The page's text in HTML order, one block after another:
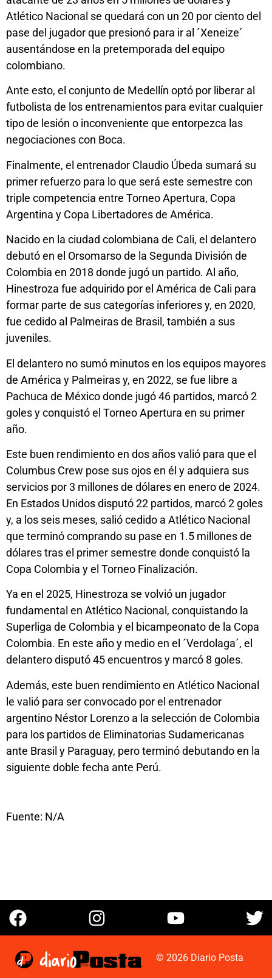
Atlético Nacional se quedará con un 20 por ciento del
pase del jugador que presionó para ir al ´Xeneize´
ausentándose en la pretemporada del equipo
colombiano.
Ante esto, el conjunto de Medellín optó por liberar al
futbolista de los entrenamientos para evitar cualquier
tipo de lesión o inconveniente que entorpezca las
negociaciones con Boca.
Finalmente, el entrenador Claudio Úbeda sumará su
primer refuerzo para lo que será este semestre con
triple competencia entre Torneo Apertura, Copa
Argentina y Copa Libertadores de América.
Nacido en la ciudad colombiana de Cali, el delantero
debutó en el Orsomarso de la Segunda División de
Colombia en 2018 donde jugó un partido. Al año,
Hinestroza fue adquirido por el América de Cali para
formar parte de sus categorías inferiores y, en 2020,
fue cedido al Palmeiras de Brasil, también a sus
juveniles.
El delantero no sumó minutos en los equipos mayores
de América y Palmeiras y, en 2022, se fue libre a
Pachuca de México donde jugó 46 partidos, marcó 2
goles y conquistó el Torneo Apertura en su primer
año.
Este buen rendimiento en dos años valió para que el
Columbus Crew pose sus ojos en él y adquiera sus
servicios por 3 millones de dólares en enero de 2024.
En Estados Unidos disputó 22 partidos, marcó 2 goles
y, a los seis meses, salió cedido a Atlético Nacional
que terminó comprando su pase en 1.5 millones de
dólares tras el primer semestre donde conquistó la
Copa Colombia y el Torneo Finalización.
Ya en el 2025, Hinestroza se volvió un jugador
fundamental en Atlético Nacional, conquistando la
Superliga de Colombia y el bicampeonato de la Copa
Colombia. En este año y medio en el ´Verdolaga´, el
delantero disputó 45 encuentros y marcó 8 goles.
Además, este buen rendimiento en Atlético Nacional
le valió para ser convocado por el entrenador
argentino Néstor Lorenzo a la selección de Colombia
para los partidos de Eliminatorias Sudamericanas
ante Brasil y Paraguay, pero terminó debutando en la
siguiente doble fecha ante Perú.
Fuente: N/A
© 2026 Diario Posta